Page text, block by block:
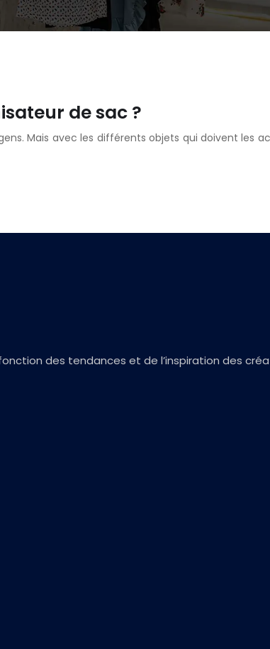
de sac ?
Mais avec les différents objets qui doivent les
des tendances et de l’inspiration des